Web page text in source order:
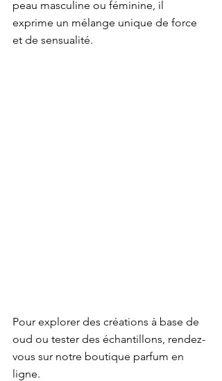
peau masculine ou féminine, il
exprime un mélange unique de force
et de sensualité.
Pour explorer des créations à base de
oud ou tester des échantillons, rendez-
vous sur notre boutique parfum en
ligne.